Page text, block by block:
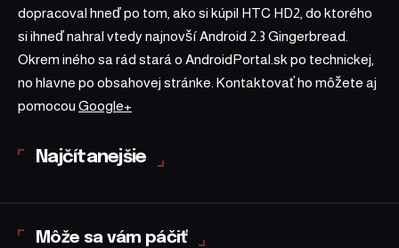
dopracoval hneď po tom, ako si kúpil HTC HD2, do ktorého
si ihneď nahral vtedy najnovší Android 2.3 Gingerbread.
Okrem iného sa rád stará o AndroidPortal.sk po technickej,
no hlavne po obsahovej stránke. Kontaktovať ho môžete aj
pomocou Google+
Najčítanejšie
Môže sa vám páčiť